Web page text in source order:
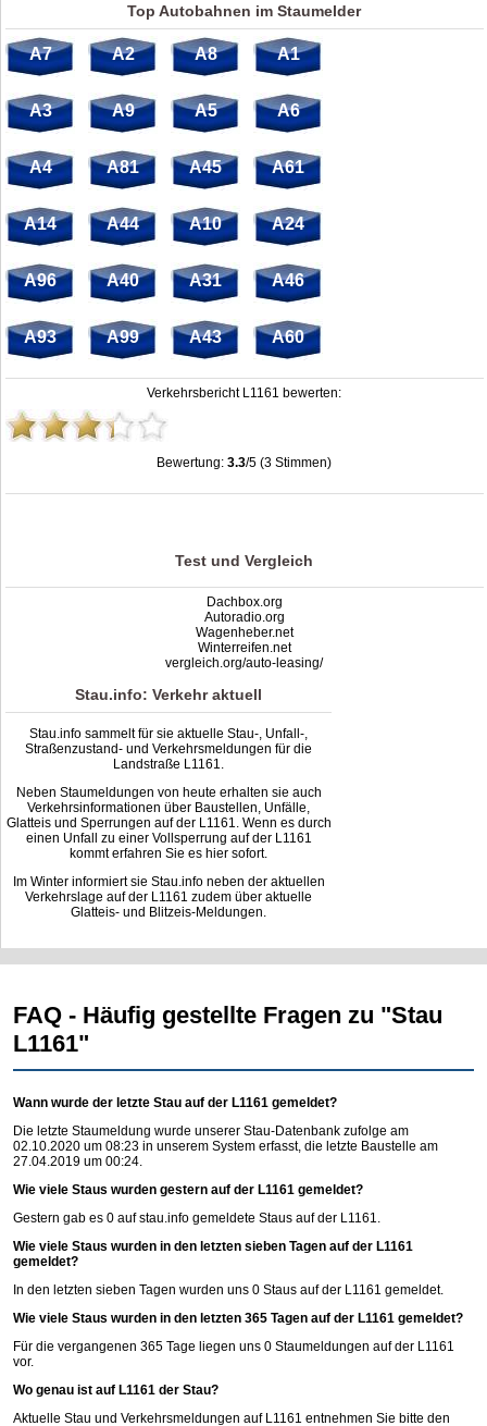
Top Autobahnen im Staumelder
A7 A2 A8 A1
A3 A9 A5 A6
A4 A81 A45 A61
A14 A44 A10 A24
A96 A40 A31 A46
A93 A99 A43 A60
Verkehrsbericht L1161 bewerten:
Bewertung:3.3/5 (3 Stimmen)
Stau L1161: Unfälle, Sperrung & Baustellen | Staumelder L1161 ,3.3out of5
Test und Vergleich
Dachbox.org
Autoradio.org
Wagenheber.net
Winterreifen.net
vergleich.org/auto-leasing/
Stau.info: Verkehr aktuell
Stau.info sammelt für sie aktuelle Stau-, Unfall-,
Straßenzustand- und Verkehrsmeldungen für die
Landstraße L1161.
Neben Staumeldungen von heute erhalten sie auch
Verkehrsinformationen über Baustellen, Unfälle,
Glatteis und Sperrungen auf der L1161. Wenn es durch
einen Unfall zu einer Vollsperrung auf der L1161
kommt erfahren Sie es hier sofort.
Im Winter informiert sie Stau.info neben der aktuellen
Verkehrslage auf der L1161 zudem über aktuelle
Glatteis- und Blitzeis-Meldungen.
FAQ - Häufig gestellte Fragen zu "Stau
L1161"
Wann wurde der letzte Stau auf der L1161 gemeldet?
Die letzte Staumeldung wurde unserer Stau-Datenbank zufolge am
02.10.2020 um 08:23 in unserem System erfasst, die letzte Baustelle am
27.04.2019 um 00:24.
Wie viele Staus wurden gestern auf der L1161 gemeldet?
Gestern gab es 0 aufstau.info gemeldete Staus auf der L1161.
Wie viele Staus wurden in den letzten sieben Tagen auf der L1161
gemeldet?
In den letzten sieben Tagen wurden uns 0 Staus auf der L1161 gemeldet.
Wie viele Staus wurden in den letzten 365 Tagen auf der L1161 gemeldet?
Für die vergangenen 365 Tage liegen uns 0 Staumeldungen auf der L1161
vor.
Wo genau ist auf L1161 der Stau?
Aktuelle Stau und Verkehrsmeldungen auf L1161 entnehmen Sie bitte den